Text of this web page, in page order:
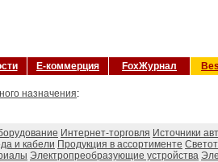
Е-коммерция FoxЖурнал
назначения:
Интернет-торговля Источники
и кабели Продукция в ассортименте
Электропреобразующие устройства